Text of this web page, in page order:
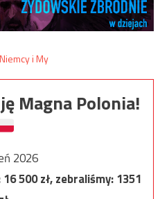
Magna Polonia!
2026
16 500zł, zebraliśmy:1351